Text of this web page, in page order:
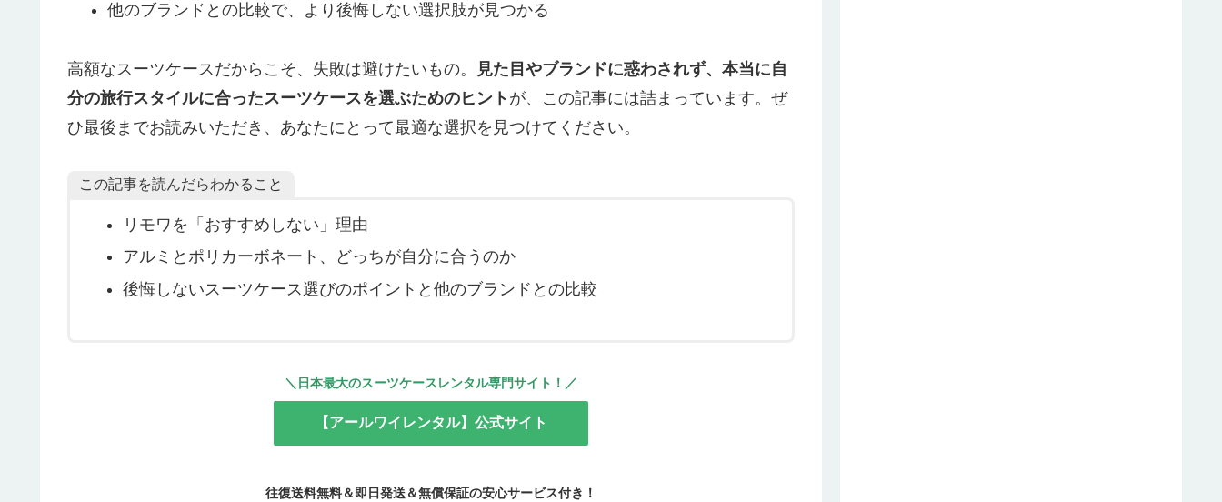
他のブランドとの比較で、より後悔しない選択肢が見つかる
高額なスーツケースだからこそ、失敗は避けたいもの。
見た目やブランドに惑わされず、本当に自
分の旅行スタイルに合ったスーツケースを選ぶためのヒント が、この記事には詰まっています。ぜ
ひ最後までお読みいただき、あなたにとって最適な選択を見つけてください。
この記事を読んだらわかること
リモワを「おすすめしない」理由
アルミとポリカーボネート、どっちが自分に合うのか
後悔しないスーツケース選びのポイントと他のブランドとの比較
＼日本最大のスーツケースレンタル専門サイト！ ／
【アールワイレンタル】公式サイト
往復送料無料＆即日発送＆無償保証の安心サービス付き！